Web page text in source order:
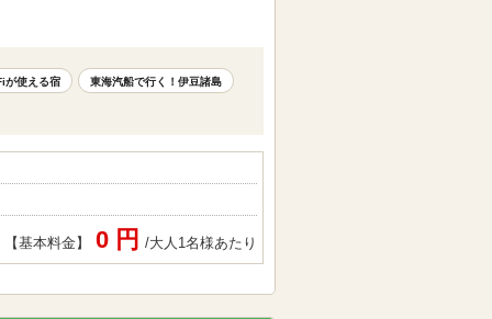
が使える宿 東海汽船で行く！伊豆諸島
【基本料金】 0 円 /大人1名様あたり